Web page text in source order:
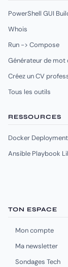
PowerShell GUI
Whois
Run -> Compose
Générateur de mot
Créez un CV
Tous les outils
RESSOURCES
Docker
Ansible Playbook
TON ESPACE
Mon compte
Ma newsletter
Sondages Tech